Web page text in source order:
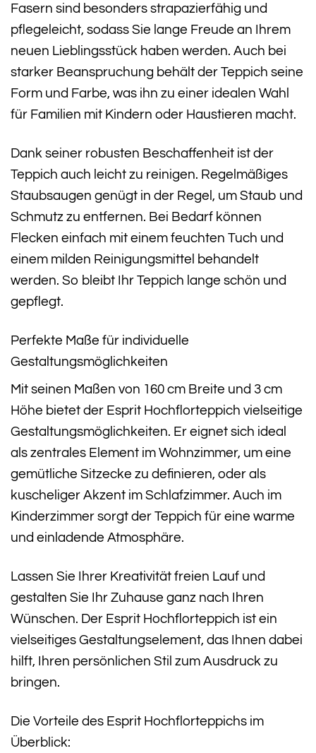
Fasern sind besonders strapazierfähig und
pflegeleicht, sodass Sie lange Freude an Ihrem
neuen Lieblingsstück haben werden. Auch bei
starker Beanspruchung behält der Teppich seine
Form und Farbe, was ihn zu einer idealen Wahl
für Familien mit Kindern oder Haustieren macht.
Dank seiner robusten Beschaffenheit ist der
Teppich auch leicht zu reinigen. Regelmäßiges
Staubsaugen genügt in der Regel, um Staub und
Schmutz zu entfernen. Bei Bedarf können
Flecken einfach mit einem feuchten Tuch und
einem milden Reinigungsmittel behandelt
werden. So bleibt Ihr Teppich lange schön und
gepflegt.
Perfekte Maße für individuelle
Gestaltungsmöglichkeiten
Mit seinen Maßen von 160 cm Breite und 3 cm
Höhe bietet der Esprit Hochflorteppich vielseitige
Gestaltungsmöglichkeiten. Er eignet sich ideal
als zentrales Element im Wohnzimmer, um eine
gemütliche Sitzecke zu definieren, oder als
kuscheliger Akzent im Schlafzimmer. Auch im
Kinderzimmer sorgt der Teppich für eine warme
und einladende Atmosphäre.
Lassen Sie Ihrer Kreativität freien Lauf und
gestalten Sie Ihr Zuhause ganz nach Ihren
Wünschen. Der Esprit Hochflorteppich ist ein
vielseitiges Gestaltungselement, das Ihnen dabei
hilft, Ihren persönlichen Stil zum Ausdruck zu
bringen.
Die Vorteile des Esprit Hochflorteppichs im
Überblick: